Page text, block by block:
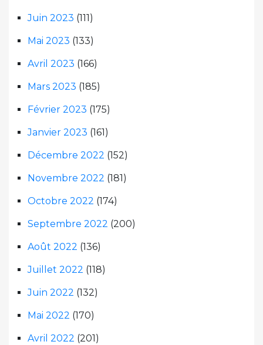
Juin 2023 (111)
Mai 2023 (133)
Avril 2023 (166)
Mars 2023 (185)
Février 2023 (175)
Janvier 2023 (161)
Décembre 2022 (152)
Novembre 2022 (181)
Octobre 2022 (174)
Septembre 2022 (200)
Août 2022 (136)
Juillet 2022 (118)
Juin 2022 (132)
Mai 2022 (170)
Avril 2022 (201)